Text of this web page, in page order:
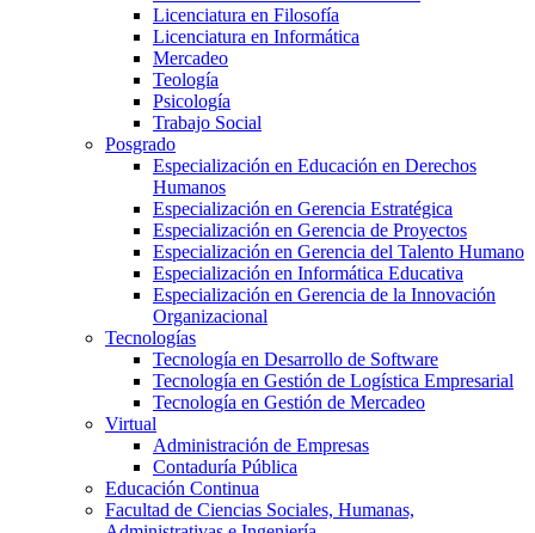
Licenciatura en Filosofía
Licenciatura en Informática
Mercadeo
Teología
Psicología
Trabajo Social
Posgrado
Especialización en Educación en Derechos
Humanos
Especialización en Gerencia Estratégica
Especialización en Gerencia de Proyectos
Especialización en Gerencia del Talento Humano
Especialización en Informática Educativa
Especialización en Gerencia de la Innovación
Organizacional
Tecnologías
Tecnología en Desarrollo de Software
Tecnología en Gestión de Logística Empresarial
Tecnología en Gestión de Mercadeo
Virtual
Administración de Empresas
Contaduría Pública
Educación Continua
Facultad de Ciencias Sociales, Humanas,